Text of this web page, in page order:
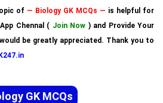
of — Biology GK MCQs — is helpful for
Chennal ( Join Now ) and Provide Your
be greatly appreciated. Thank you to
GK MCQs